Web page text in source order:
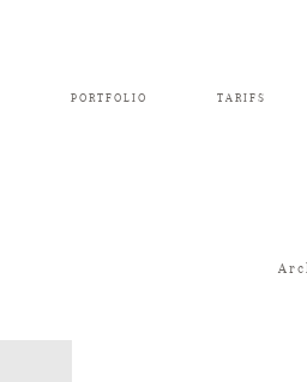
PORTFOLIO TARIFS